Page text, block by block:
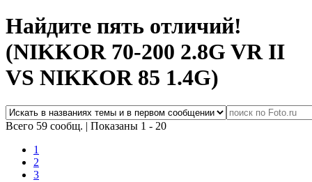
Найдите пять отличий!
(NIKKOR 70-200 2.8G VR II
VS NIKKOR 85 1.4G)
Всего 59 сообщ. | Показаны 1 - 20
1
2
3